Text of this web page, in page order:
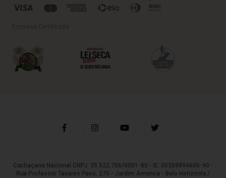
Cachaçaria Nacional CNPJ: 35.522.756/0001-85 - IE: 00359894600-90 -
Rua Professor Tavares Paes, 275 - Jardim America - Belo Horizonte /